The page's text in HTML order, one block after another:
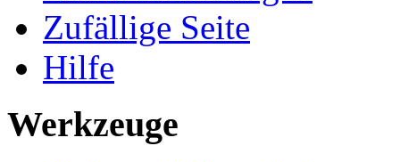
Zufällige Seite
Hilfe
Werkzeuge